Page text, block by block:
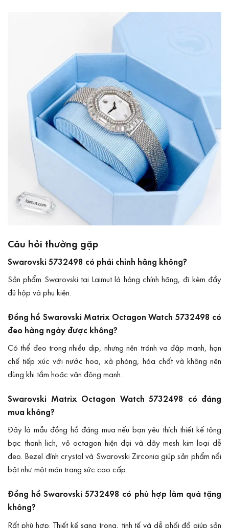
Câu hỏi thường gặp
Swarovski 5732498 có phải chính hãng không?
Sản phẩm Swarovski tại Laimut là hàng chính hãng, đi kèm đầy
đủ hộp và phụ kiện.
Đồng hồ Swarovski Matrix Octagon Watch 5732498 có
đeo hàng ngày được không?
Có thể đeo trong nhiều dịp, nhưng nên tránh va đập mạnh, hạn
chế tiếp xúc với nước hoa, xà phòng, hóa chất và không nên
dùng khi tắm hoặc vận động mạnh.
Swarovski Matrix Octagon Watch 5732498 có đáng
mua không?
Đây là mẫu đồng hồ đáng mua nếu bạn yêu thích thiết kế tông
bạc thanh lịch, vỏ octagon hiện đại và dây mesh kim loại dễ
đeo. Bezel đính crystal và Swarovski Zirconia giúp sản phẩm nổi
bật như một món trang sức cao cấp.
Đồng hồ Swarovski 5732498 có phù hợp làm quà tặng
không?
Rất phù hợp. Thiết kế sang trọng, tinh tế và dễ phối đồ giúp sản